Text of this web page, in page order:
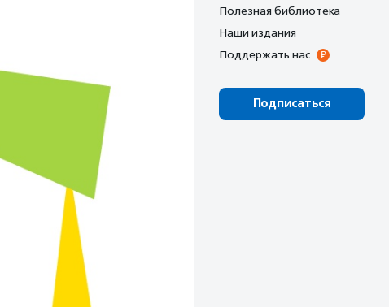
Полезная библиотека
Наши издания
Поддержать нас
Подписаться